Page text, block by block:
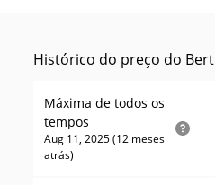
Histórico do preço do Bert
Máxima de todos os
tempos
Aug 11, 2025 (12 meses
atrás)